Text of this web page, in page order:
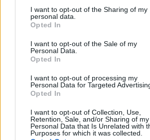
I want to opt-out of the Sharing of my
personal data.
Opted In
I want to opt-out of the Sale of my
Personal Data.
Opted In
I want to opt-out of processing my
Personal Data for Targeted
Opted In
I want to opt-out of Collection, Use,
Retention, Sale, and/or Sharing of my
Personal Data that Is Unrelated with
Purposes for which it was collected.
Csernavodánál
Egy évtized a
az SZFC
TikTokon
miatt támadtak